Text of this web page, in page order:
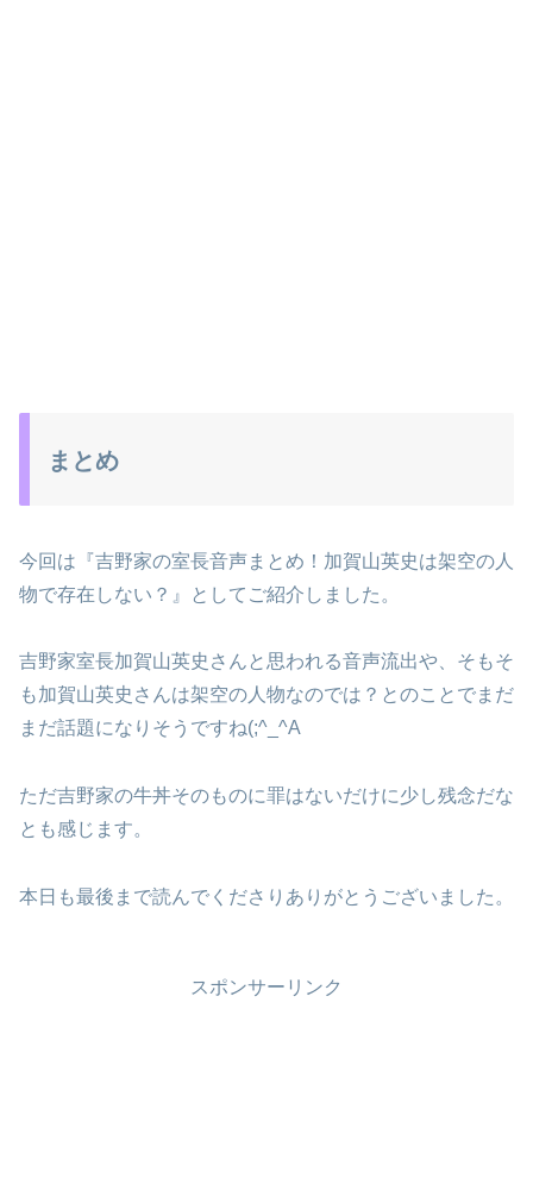
まとめ
今回は『吉野家の室長音声まとめ！加賀山英史は架空の人
物で存在しない？』としてご紹介しました。
吉野家室長加賀山英史さんと思われる音声流出や、そもそ
も加賀山英史さんは架空の人物なのでは？とのことでまだ
まだ話題になりそうですね(;^_^A
ただ吉野家の牛丼そのものに罪はないだけに少し残念だな
とも感じます。
本日も最後まで読んでくださりありがとうございました。
スポンサーリンク